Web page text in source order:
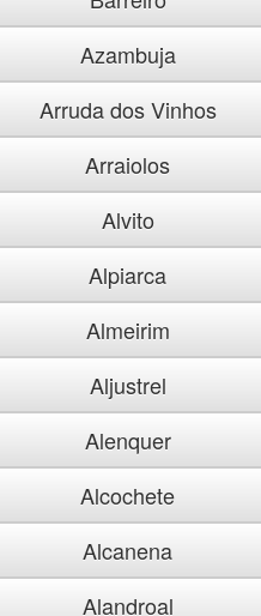
Azambuja
Arruda dos Vinhos
Arraiolos
Alvito
Alpiarca
Almeirim
Aljustrel
Alenquer
Alcochete
Alcanena
Alandroal